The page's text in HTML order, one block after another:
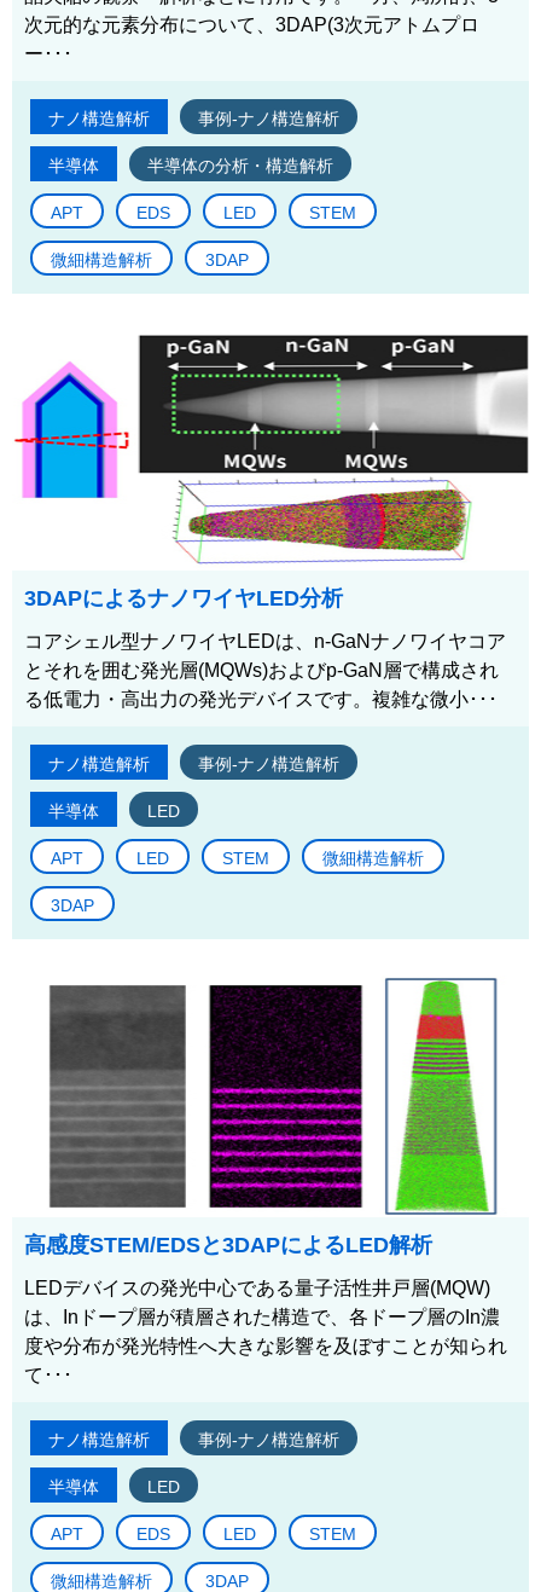
次元的な元素分布について、3DAP(3次元アトムプロ
ー･･･
ナノ構造解析 事例-ナノ構造解析
半導体 半導体の分析・構造解析
APT EDS LED STEM
微細構造解析 3DAP
3DAPによるナノワイヤLED分析
コアシェル型ナノワイヤLEDは、n-GaNナノワイヤコア
とそれを囲む発光層(MQWs)およびp-GaN層で構成され
る低電力・高出力の発光デバイスです。複雑な微小･･･
ナノ構造解析 事例-ナノ構造解析
半導体 LED
APT LED STEM 微細構造解析
3DAP
高感度STEM/EDSと3DAPによるLED解析
LEDデバイスの発光中心である量子活性井戸層(MQW)
は、Inドープ層が積層された構造で、各ドープ層のIn濃
度や分布が発光特性へ大きな影響を及ぼすことが知られ
て･･･
ナノ構造解析 事例-ナノ構造解析
半導体 LED
APT EDS LED STEM
微細構造解析 3DAP